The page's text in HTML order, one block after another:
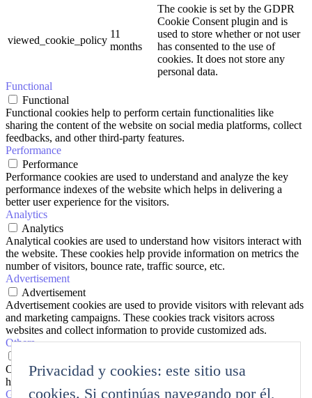
viewed_cookie_policy
11
months
The cookie is set by the GDPR
Cookie Consent plugin and is
used to store whether or not user
has consented to the use of
cookies. It does not store any
personal data.
Functional
Functional
Functional cookies help to perform certain functionalities like
sharing the content of the website on social media platforms, collect
feedbacks, and other third-party features.
Performance
Performance
Performance cookies are used to understand and analyze the key
performance indexes of the website which helps in delivering a
better user experience for the visitors.
Analytics
Analytics
Analytical cookies are used to understand how visitors interact with
the website. These cookies help provide information on metrics the
number of visitors, bounce rate, traffic source, etc.
Advertisement
Advertisement
Advertisement cookies are used to provide visitors with relevant ads
and marketing campaigns. These cookies track visitors across
websites and collect information to provide customized ads.
Others
Other uncategorized cookies are those that are being analyzed and
have not been classified into a category as yet.
GUARDAR Y ACEPTAR
Privacidad y cookies: este sitio usa
cookies. Si continúas navegando por él,